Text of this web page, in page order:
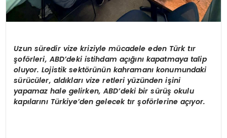
Uzun süredir vize kriziyle mücadele eden Türk tır
şoförleri, ABD’deki istihdam açığını kapatmaya talip
oluyor. Lojistik sektörünün kahramanı konumundaki
sürücüler, aldıkları vize retleri yüzünden işini
yapamaz hale gelirken, ABD’deki bir sürüş okulu
kapılarını Türkiye’den gelecek tır şoförlerine açıyor.